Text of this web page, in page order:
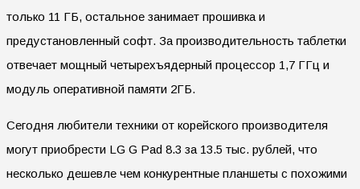
только 11 ГБ, остальное занимает прошивка и
предустановленный софт. За производительность таблетки
отвечает мощный четырехъядерный процессор 1,7 ГГц и
модуль оперативной памяти 2ГБ.
Сегодня любители техники от корейского производителя
могут приобрести LG G Pad 8.3 за 13.5 тыс. рублей, что
несколько дешевле чем конкурентные планшеты с похожими